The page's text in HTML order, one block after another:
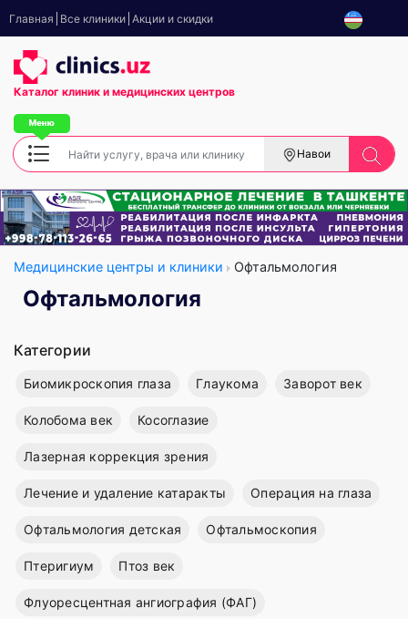
Главная Все клиники Акции и скидки
Каталог клиник и медицинских центров
Навои
Медицинские центры и клиники Офтальмология
Офтальмология
Категории
Биомикроскопия глаза Глаукома Заворот век
Колобома век Косоглазие
Лазерная коррекция зрения
Лечение и удаление катаракты Операция на глаза
Офтальмология детская Офтальмоскопия
Птеригиум Птоз век
Флуоресцентная ангиография (ФАГ)